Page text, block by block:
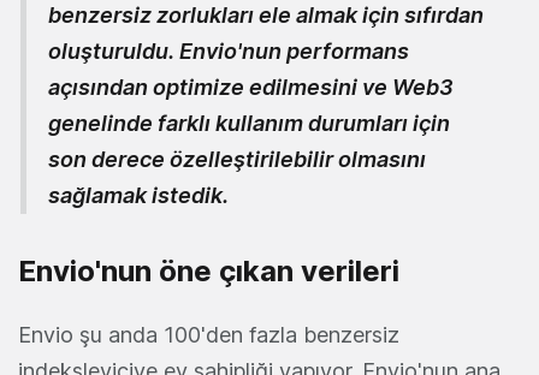
benzersiz zorlukları ele almak için sıfırdan
oluşturuldu. Envio'nun performans
açısından optimize edilmesini ve Web3
genelinde farklı kullanım durumları için
son derece özelleştirilebilir olmasını
sağlamak istedik.
Envio'nun öne çıkan verileri
Envio şu anda 100'den fazla benzersiz